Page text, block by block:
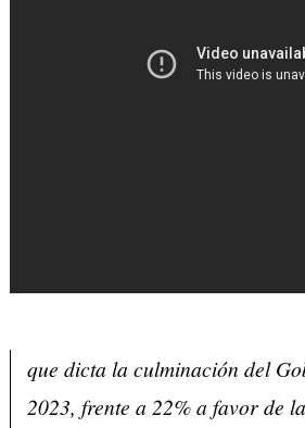
que dicta la culminación del
2023, frente a 22% a favor de